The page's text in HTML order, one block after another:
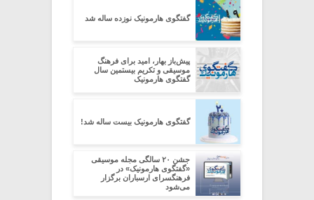
گفتگوی هارمونیک نوزده ساله شد
پیش‌باز بهار، امید برای فرهنگ
موسیقی و تکریم بیستمین سال
گفتگوی هارمونیک
گفتگوی هارمونیک بیست ساله شد!
جشن ۲۰ سالگی مجله موسیقی
«گفتگوی هارمونیک» در
فرهنگسرای ارسباران برگزار
می‌شود